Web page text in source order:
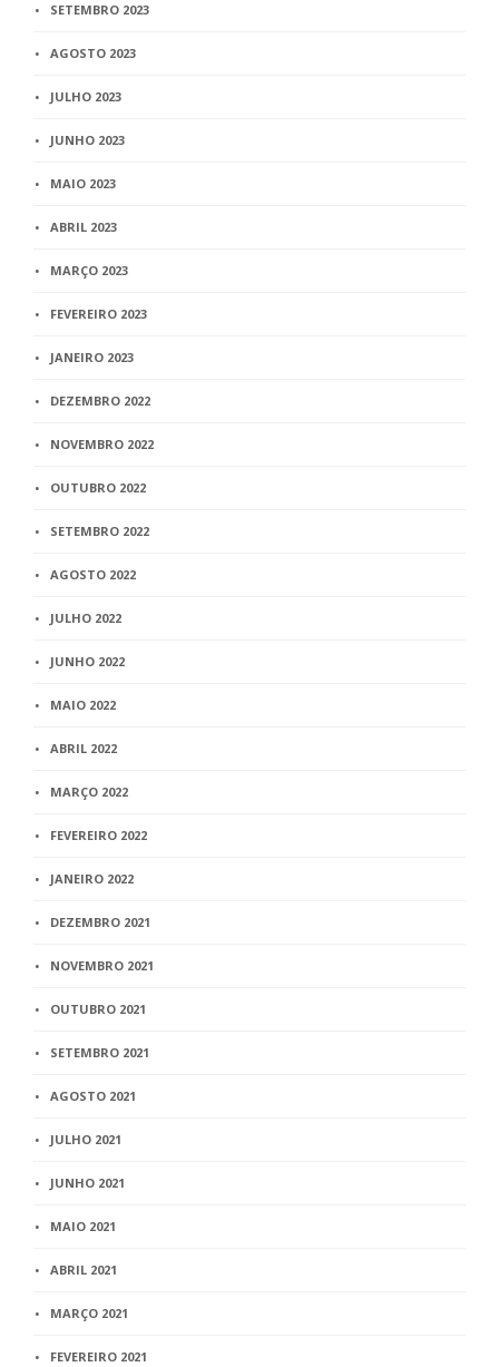
SETEMBRO 2023
AGOSTO 2023
JULHO 2023
JUNHO 2023
MAIO 2023
ABRIL 2023
MARÇO 2023
FEVEREIRO 2023
JANEIRO 2023
DEZEMBRO 2022
NOVEMBRO 2022
OUTUBRO 2022
SETEMBRO 2022
AGOSTO 2022
JULHO 2022
JUNHO 2022
MAIO 2022
ABRIL 2022
MARÇO 2022
FEVEREIRO 2022
JANEIRO 2022
DEZEMBRO 2021
NOVEMBRO 2021
OUTUBRO 2021
SETEMBRO 2021
AGOSTO 2021
JULHO 2021
JUNHO 2021
MAIO 2021
ABRIL 2021
MARÇO 2021
FEVEREIRO 2021